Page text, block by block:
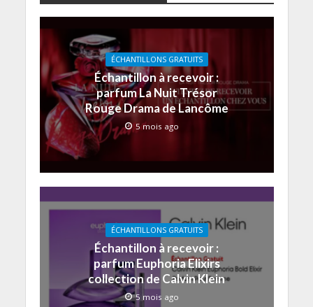
ÉCHANTILLONS GRATUITS
Échantillon à recevoir :
parfum La Nuit Trésor
Rouge Drama de Lancôme
5 mois ago
ÉCHANTILLONS GRATUITS
Échantillon à recevoir :
parfum Euphoria Elixirs
collection de Calvin Klein
5 mois ago